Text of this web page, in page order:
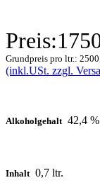
Preis:
Grundpreis pro ltr.:
(inkl.USt. zzgl.
Alkoholgehalt 42,4
Inhalt 0,7 ltr.